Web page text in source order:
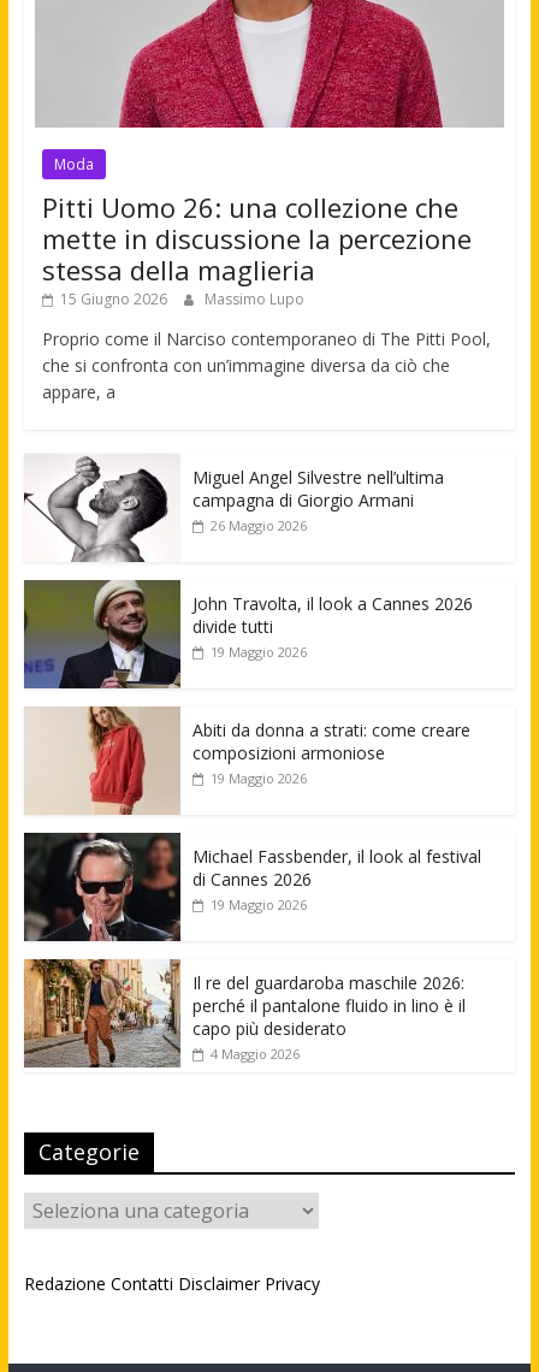
Moda
Pitti Uomo 26: una collezione che
mette in discussione la percezione
stessa della maglieria
15 Giugno 2026 Massimo Lupo
Proprio come il Narciso contemporaneo di The Pitti Pool,
che si confronta con un’immagine diversa da ciò che
appare, a
Miguel Angel Silvestre nell’ultima
campagna di Giorgio Armani
26 Maggio 2026
John Travolta, il look a Cannes 2026
divide tutti
19 Maggio 2026
Abiti da donna a strati: come creare
composizioni armoniose
19 Maggio 2026
Michael Fassbender, il look al festival
di Cannes 2026
19 Maggio 2026
Il re del guardaroba maschile 2026:
perché il pantalone fluido in lino è il
capo più desiderato
4 Maggio 2026
Categorie
Categorie
Redazione Contatti Disclaimer Privacy